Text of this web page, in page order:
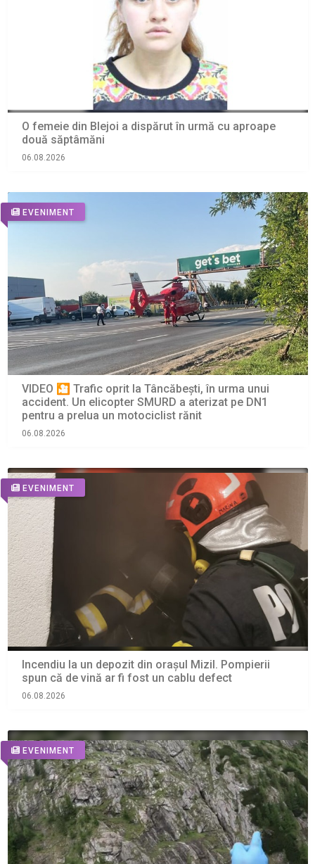
O femeie din Blejoi a dispărut în urmă cu aproape
două săptâmăni
06.08.2026
EVENIMENT
VIDEO 🎦 Trafic oprit la Tâncăbești, în urma unui
accident. Un elicopter SMURD a aterizat pe DN1
pentru a prelua un motociclist rănit
06.08.2026
EVENIMENT
Incendiu la un depozit din orașul Mizil. Pompierii
spun că de vină ar fi fost un cablu defect
06.08.2026
EVENIMENT